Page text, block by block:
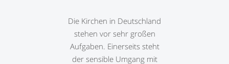
Die Kirchen in Deutschland
stehen vor sehr großen
Aufgaben. Einerseits steht
der sensible Umgang mit